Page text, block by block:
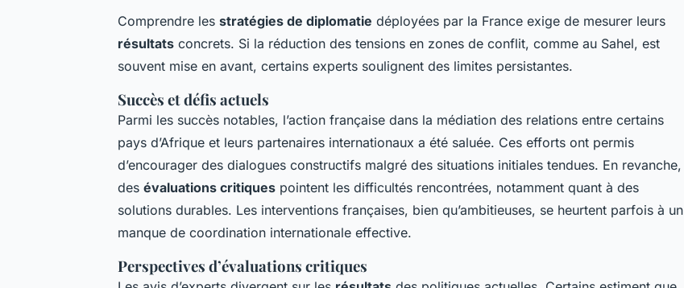
Comprendre les stratégies de diplomatie déployées par la France exige de mesurer leurs
résultats concrets. Si la réduction des tensions en zones de conflit, comme au Sahel, est
souvent mise en avant, certains experts soulignent des limites persistantes.
Succès et défis actuels
Parmi les succès notables, l’action française dans la médiation des relations entre certains
pays d’Afrique et leurs partenaires internationaux a été saluée. Ces efforts ont permis
d’encourager des dialogues constructifs malgré des situations initiales tendues. En revanche,
des évaluations critiques pointent les difficultés rencontrées, notamment quant à des
solutions durables. Les interventions françaises, bien qu’ambitieuses, se heurtent parfois à un
manque de coordination internationale effective.
Perspectives d’évaluations critiques